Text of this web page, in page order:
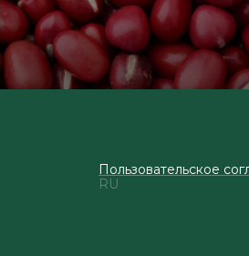
Пользовательское
RU